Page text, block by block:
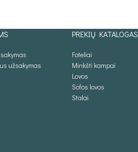
užsakymas
PREKIŲ KATALOGAS
Foteliai
Minkšti kampai
Lovos
Sofos lovos
Stalai